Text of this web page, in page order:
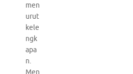
men
urut
kele
ngk
apa
n.
Men